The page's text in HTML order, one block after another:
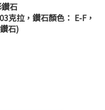
石
克拉，鑽石顏色： E-F，
石)